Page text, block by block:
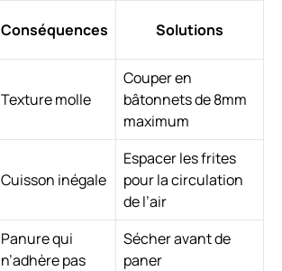
Conséquences Solutions
Texture molle
Couper en
bâtonnets de 8mm
maximum
Cuisson inégale
Espacer les frites
pour la circulation
de l’air
Panure qui
n’adhère pas
Sécher avant de
paner